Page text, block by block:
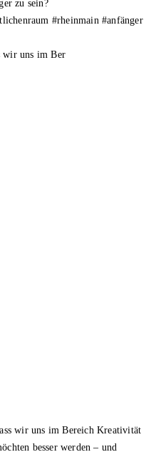
wir uns im Ber